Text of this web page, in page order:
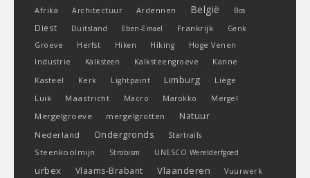
Afrika Architectuur Ardennen België Bos
Diest Duitsland Eben-Emael Frankrijk
Genk
Groeve
Herfst Hiken Hiking Hoge Venen
Industrie Kalksteen Kalksteengroeve
Kanne
Kasteel
Kerk Lightpaint Limburg
Liège
Luik
Maastricht Macro Marokko Mergel
Mergelgroeve mergelgrotten Natuur
Nederland Ondergronds Startrails
Steenkoolmijn Strobism UNESCO Werelderfgoed
urbex Vlaams-Brabant Vlaanderen Vuurwerk